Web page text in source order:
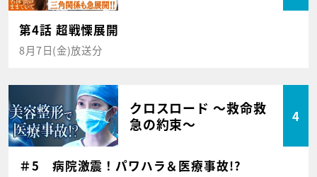
第4話 超戦慄展開
8月7日(金)放送分
クロスロード ～救命救
急の約束～
4
＃5 病院激震！パワハラ＆医療事故!?